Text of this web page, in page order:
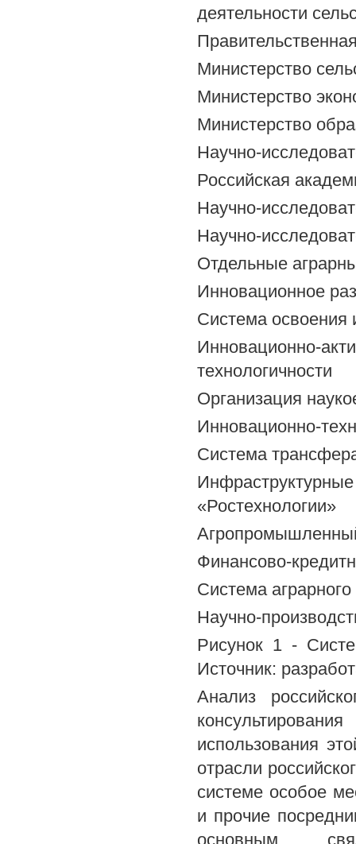
деятельности
Министерство
Министерство
Министерство
Научно-
Российская
Научно-
Научно-
Отдельные
Инновационное
Система освоения
Инновационно-
технологичности
Организация
Инновационно-
Система
«Ростехнологии»
Финансово-
Система
Научно-
Рисунок 1 -
Источник:
Анализ
использования
отрасли
системе особое
и прочие
основным